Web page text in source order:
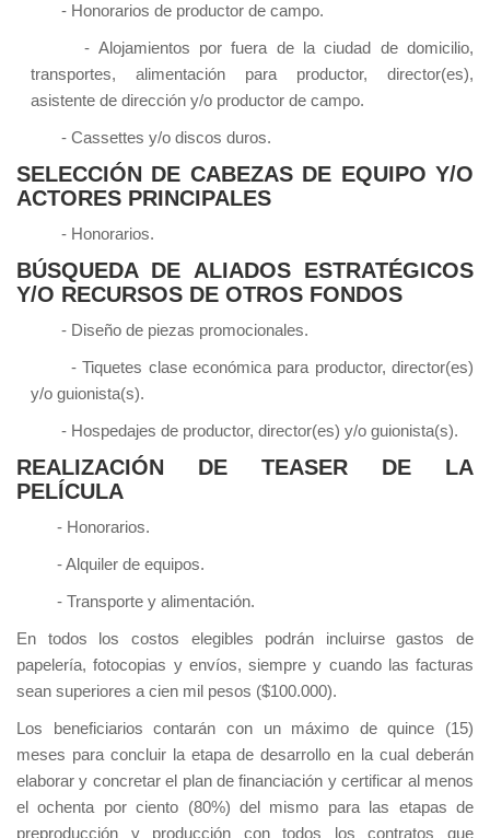
- Honorarios de productor de campo.
- Alojamientos por fuera de la ciudad de domicilio,
transportes, alimentación para productor, director(es),
asistente de dirección y/o productor de campo.
- Cassettes y/o discos duros.
SELECCIÓN DE CABEZAS DE EQUIPO Y/O
ACTORES PRINCIPALES
- Honorarios.
BÚSQUEDA DE ALIADOS ESTRATÉGICOS
Y/O RECURSOS DE OTROS FONDOS
- Diseño de piezas promocionales.
- Tiquetes clase económica para productor, director(es)
y/o guionista(s).
- Hospedajes de productor, director(es) y/o guionista(s).
REALIZACIÓN DE TEASER DE LA
PELÍCULA
- Honorarios.
- Alquiler de equipos.
- Transporte y alimentación.
En todos los costos elegibles podrán incluirse gastos de
papelería, fotocopias y envíos, siempre y cuando las facturas
sean superiores a cien mil pesos ($100.000).
Los beneficiarios contarán con un máximo de quince (15)
meses para concluir la etapa de desarrollo en la cual deberán
elaborar y concretar el plan de financiación y certificar al menos
el ochenta por ciento (80%) del mismo para las etapas de
preproducción y producción con todos los contratos que